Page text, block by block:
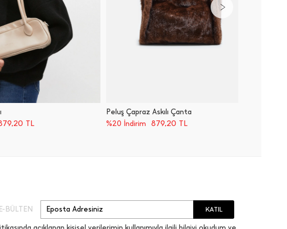
TL
Peluş Çapraz Askılı Çanta
%20 İndirim
879,20 TL
BÜLTEN KATIL